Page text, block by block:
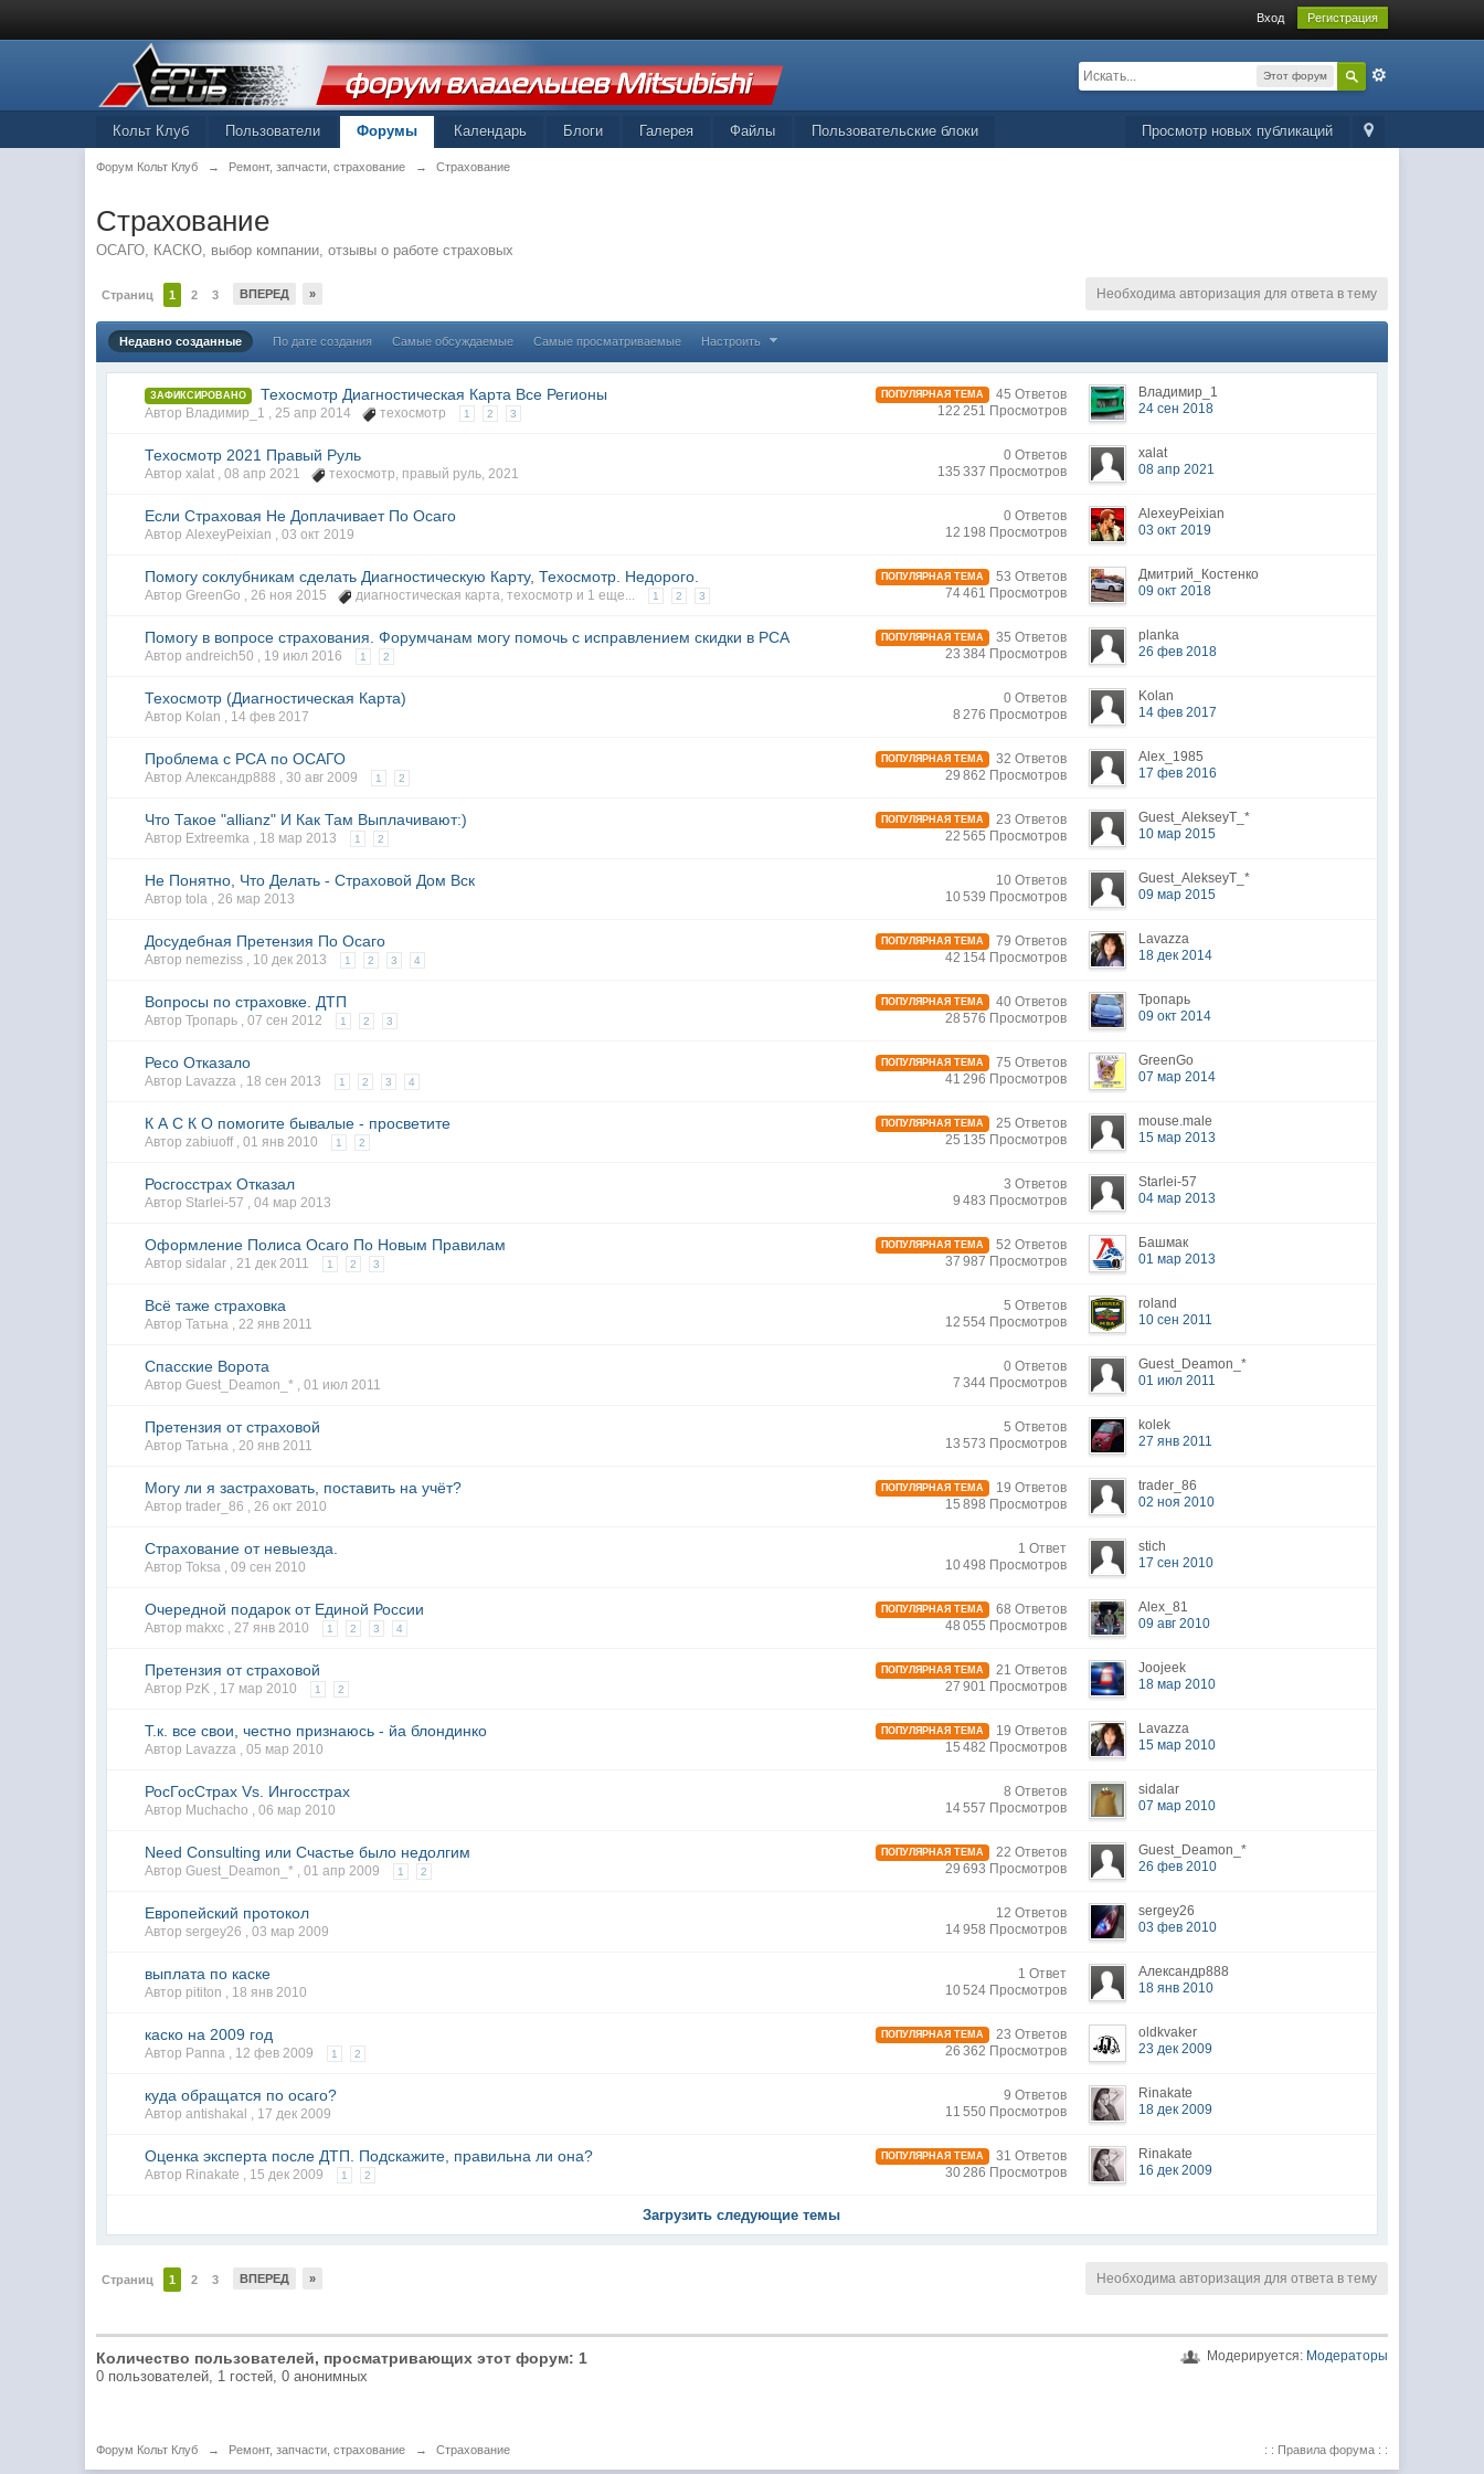
Вход Регистрация
Этот форум
Просмотр новых публикаций
Кольт Клуб Пользователи Форумы Календарь Блоги Галерея Файлы Пользовательские блоки
Форум Кольт Клуб → Ремонт, запчасти, страхование → Страхование
Страхование
ОСАГО, КАСКО, выбор компании, отзывы о работе страховых
Страниц 1 2 3 ВПЕРЕД » Необходима авторизация для ответа в тему
Недавно созданные По дате создания Самые обсуждаемые Самые просматриваемые Настроить
ЗАФИКСИРОВАНО Техосмотр Диагностическая Карта Все Регионы
Автор Владимир_1 ,25 апр 2014 техосмотр 1 2 3
ПОПУЛЯРНАЯ ТЕМА
45 Ответов
122 251 Просмотров
Владимир_1
24 сен 2018
Техосмотр 2021 Правый Руль
Автор xalat ,08 апр 2021 техосмотр, правый руль,2021
0 Ответов
135 337 Просмотров
xalat
08 апр 2021
Если Страховая Не Доплачивает По Осаго
Автор AlexeyPeixian ,03 окт 2019
0 Ответов
12 198 Просмотров
AlexeyPeixian
03 окт 2019
Помогу соклубникам сделать Диагностическую Карту, Техосмотр. Недорого.
Автор GreenGo ,26 ноя 2015 диагностическая карта,техосмотр и 1 еще... 1 2 3
ПОПУЛЯРНАЯ ТЕМА
53 Ответов
74 461 Просмотров
Дмитрий_Костенко
09 окт 2018
Помогу в вопросе страхования. Форумчанам могу помочь с исправлением скидки в РСА
Автор andreich50 , 19 июл 2016 1 2
ПОПУЛЯРНАЯ ТЕМА
35 Ответов
23 384 Просмотров
planka
26 фев 2018
Техосмотр (Диагностическая Карта)
Автор Kolan , 14 фев 2017
0 Ответов
8 276 Просмотров
Kolan
14 фев 2017
Проблема с РСА по ОСАГО
Автор Александр888 ,30 авг 2009 1 2
ПОПУЛЯРНАЯ ТЕМА
32 Ответов
29 862 Просмотров
Alex_1985
17 фев 2016
Что Такое "allianz" И Как Там Выплачивают:)
Автор Extreemka , 18 мар 2013 1 2
ПОПУЛЯРНАЯ ТЕМА
23 Ответов
22 565 Просмотров
Guest_AlekseyT_*
10 мар 2015
Не Понятно, Что Делать - Страховой Дом Вск
Автор tola ,26 мар 2013
10 Ответов
10 539 Просмотров
Guest_AlekseyT_*
09 мар 2015
Досудебная Претензия По Осаго
Автор nemeziss , 10 дек 2013 1 2 3 4
ПОПУЛЯРНАЯ ТЕМА
79 Ответов
42 154 Просмотров
Lavazza
18 дек 2014
Вопросы по страховке. ДТП
Автор Тропарь ,07 сен 2012 1 2 3
ПОПУЛЯРНАЯ ТЕМА
40 Ответов
28 576 Просмотров
Тропарь
09 окт 2014
Ресо Отказало
Автор Lavazza , 18 сен 2013 1 2 3 4
ПОПУЛЯРНАЯ ТЕМА
75 Ответов
41 296 Просмотров
GreenGo
07 мар 2014
К А С К О помогите бывалые - просветите
Автор zabiuoff ,01 янв 2010 1 2
ПОПУЛЯРНАЯ ТЕМА
25 Ответов
25 135 Просмотров
mouse.male
15 мар 2013
Росгосстрах Отказал
Автор Starlei-57 ,04 мар 2013
3 Ответов
9 483 Просмотров
Starlei-57
04 мар 2013
Оформление Полиса Осаго По Новым Правилам
Автор sidalar ,21 дек 2011 1 2 3
ПОПУЛЯРНАЯ ТЕМА
52 Ответов
37 987 Просмотров
Башмак
01 мар 2013
Всё таже страховка
Автор Татьна ,22 янв 2011
5 Ответов
12 554 Просмотров
roland
10 сен 2011
Спасские Ворота
Автор Guest_Deamon_* ,01 июл 2011
0 Ответов
7 344 Просмотров
Guest_Deamon_*
01 июл 2011
Претензия от страховой
Автор Татьна ,20 янв 2011
5 Ответов
13 573 Просмотров
kolek
27 янв 2011
Могу ли я застраховать, поставить на учёт?
Автор trader_86 ,26 окт 2010
ПОПУЛЯРНАЯ ТЕМА
19 Ответов
15 898 Просмотров
trader_86
02 ноя 2010
Страхование от невыезда.
Автор Toksa ,09 сен 2010
1 Ответ
10 498 Просмотров
stich
17 сен 2010
Очередной подарок от Единой России
Автор makxc ,27 янв 2010 1 2 3 4
ПОПУЛЯРНАЯ ТЕМА
68 Ответов
48 055 Просмотров
Alex_81
09 авг 2010
Претензия от страховой
Автор PzK , 17 мар 2010 1 2
ПОПУЛЯРНАЯ ТЕМА
21 Ответов
27 901 Просмотров
Joojeek
18 мар 2010
Т.к. все свои, честно признаюсь - йа блондинко
Автор Lavazza ,05 мар 2010
ПОПУЛЯРНАЯ ТЕМА
19 Ответов
15 482 Просмотров
Lavazza
15 мар 2010
РосГосСтрах Vs. Ингосстрах
Автор Muchacho ,06 мар 2010
8 Ответов
14 557 Просмотров
sidalar
07 мар 2010
Need Consulting или Счастье было недолгим
Автор Guest_Deamon_* ,01 апр 2009 1 2
ПОПУЛЯРНАЯ ТЕМА
22 Ответов
29 693 Просмотров
Guest_Deamon_*
26 фев 2010
Европейский протокол
Автор sergey26 ,03 мар 2009
12 Ответов
14 958 Просмотров
sergey26
03 фев 2010
выплата по каске
Автор pititon , 18 янв 2010
1 Ответ
10 524 Просмотров
Александр888
18 янв 2010
каско на 2009 год
Автор Panna , 12 фев 2009 1 2
ПОПУЛЯРНАЯ ТЕМА
23 Ответов
26 362 Просмотров
oldkvaker
23 дек 2009
куда обращатся по осаго?
Автор antishakal , 17 дек 2009
9 Ответов
11 550 Просмотров
Rinakate
18 дек 2009
Оценка эксперта после ДТП. Подскажите, правильна ли она?
Автор Rinakate , 15 дек 2009 1 2
ПОПУЛЯРНАЯ ТЕМА
31 Ответов
30 286 Просмотров
Rinakate
16 дек 2009
Загрузить следующие темы
Страниц 1 2 3 ВПЕРЕД » Необходима авторизация для ответа в тему
Модерируется: Модераторы
Количество пользователей, просматривающих этот форум: 1
0 пользователей, 1 гостей, 0 анонимных
Форум Кольт Клуб → Ремонт, запчасти, страхование → Страхование : : Правила форума : :